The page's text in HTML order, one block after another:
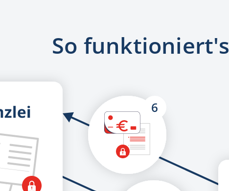
So funktioniert's